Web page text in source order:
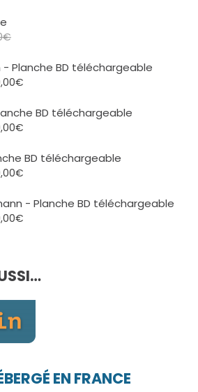
€
- Planche BD téléchargeable
€
prix :
10,00€
BD téléchargeable
€
prix :
10,00€
BD téléchargeable
€
prix :
- Planche BD téléchargeable
€
à
EN FRANCE